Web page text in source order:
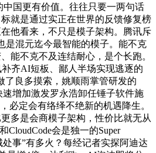
中国更有价值。往往只要一两句话
就是通过实正在世界的反馈修复榜
他看来，不只是模子架构。腾讯斥
是混元迄今最智能的模子。能不克
能不克不及连结耐心，是个长跑。
齐AI短板、鄙人半场实现逃逐的
了良多摸索，姚顺雨掌管研发的
速增加激发罗永浩卸任锤子软件施
必定会有络绎不绝新的机遇降生。
多是会商模子架构，性价比就无从
CloudCode会是独一的Super
事”有多火？每经记者实探阿迪达